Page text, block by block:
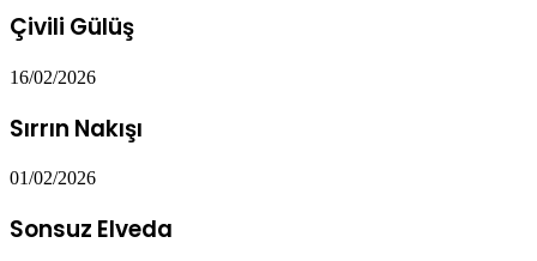
Çivili Gülüş
16/02/2026
Sırrın Nakışı
01/02/2026
Sonsuz Elveda